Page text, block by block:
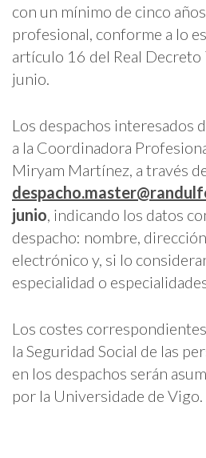
con un mínimo de cinco
profesional, conforme a lo
artículo 16 del Real
junio.
Los despachos interesados
a la Coordinadora
Miryam Martínez, a través
junio, indicando los datos
despacho: nombre,
electrónico y, si lo
especialidad o
Los costes
la Seguridad Social de las
en los despachos serán
por la Universidade de Vigo.